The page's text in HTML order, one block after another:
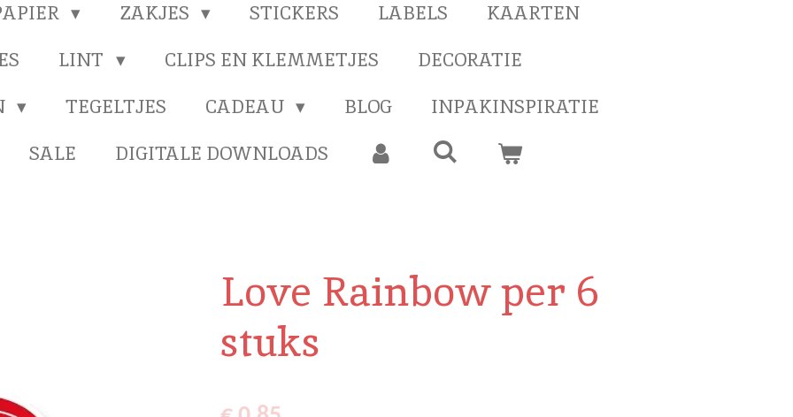
ZAKJES STICKERS LABELS
KAARTEN
LINT CLIPS EN KLEMMETJES
DECORATIE
TEGELTJES CADEAU BLOG
INPAKINSPIRATIE
SALE DIGITALE DOWNLOADS
Love Rainbow per 6
stuks